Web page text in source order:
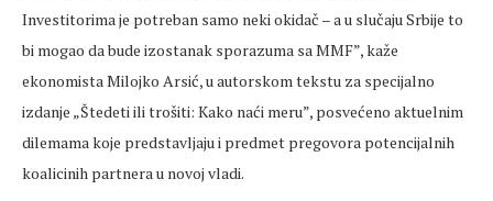
Investitorima je potreban samo neki okidač – a u slučaju Srbije to
bi mogao da bude izostanak sporazuma sa MMF”, kaže
ekonomista Milojko Arsić, u autorskom tekstu za specijalno
izdanje „Štedeti ili trošiti: Kako naći meru”, posvećeno aktuelnim
dilemama koje predstavljaju i predmet pregovora potencijalnih
koalicinih partnera u novoj vladi.